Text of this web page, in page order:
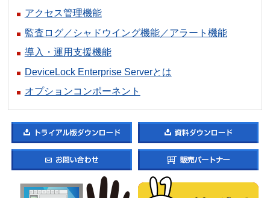
アクセス管理機能
監査ログ／シャドウイング機能／アラート機能
導入・運用支援機能
DeviceLock Enterprise Serverとは
オプションコンポーネント